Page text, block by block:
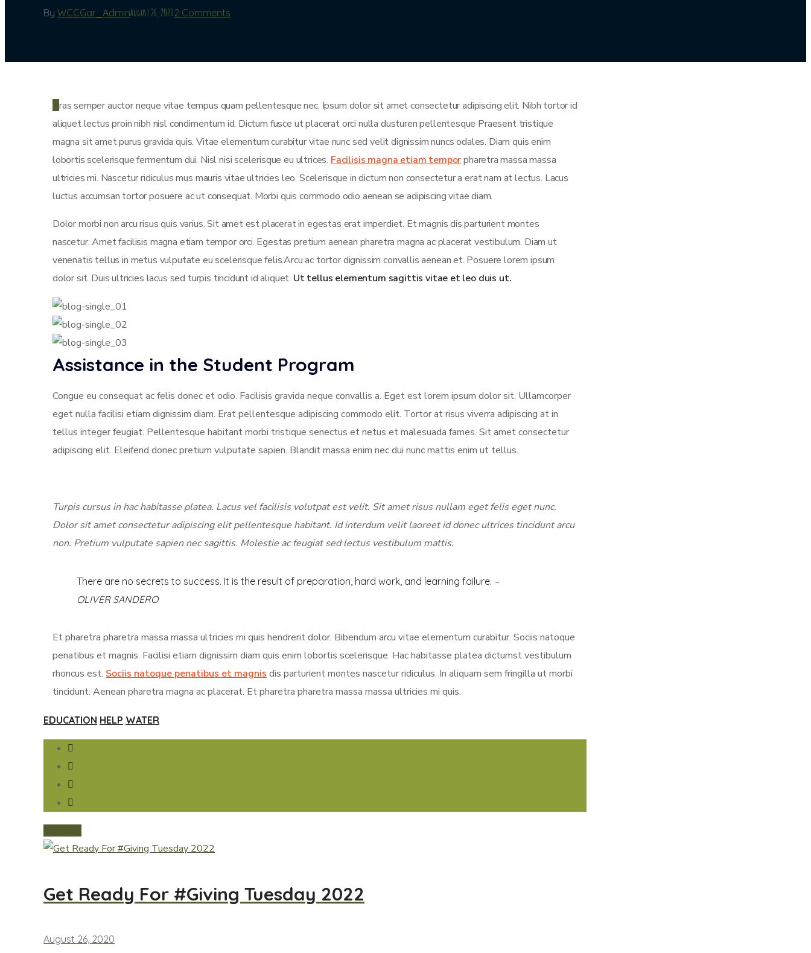
By WCCGar_AdminAugust 26, 20202 Comments
Cras semper auctor neque vitae tempus quam pellentesque nec. Ipsum dolor sit amet consectetur adipiscing elit. Nibh tortor id
aliquet lectus proin nibh nisl condimentum id. Dictum fusce ut placerat orci nulla dusturen pellentesque Praesent tristique
magna sit amet purus gravida quis. Vitae elementum curabitur vitae nunc sed velit dignissim nuncs odales. Diam quis enim
lobortis scelerisque fermentum dui. Nisl nisi scelerisque eu ultrices. Facilisis magna etiam temporpharetra massa massa
ultricies mi. Nascetur ridiculus mus mauris vitae ultricies leo. Scelerisque in dictum non consectetur a erat nam at lectus. Lacus
luctus accumsan tortor posuere ac ut consequat. Morbi quis commodo odio aenean se adipiscing vitae diam.
Dolor morbi non arcu risus quis varius. Sit amet est placerat in egestas erat imperdiet. Et magnis dis parturient montes
nascetur. Amet facilisis magna etiam tempor orci. Egestas pretium aenean pharetra magna ac placerat vestibulum. Diam ut
venenatis tellus in metus vulputate eu scelerisque felis.Arcu ac tortor dignissim convallis aenean et. Posuere lorem ipsum
dolor sit. Duis ultricies lacus sed turpis tincidunt id aliquet. Ut tellus elementum sagittis vitae et leo duis ut.
Assistance in the Student Program
Congue eu consequat ac felis donec et odio. Facilisis gravida neque convallis a. Eget est lorem ipsum dolor sit. Ullamcorper
eget nulla facilisi etiam dignissim diam. Erat pellentesque adipiscing commodo elit. Tortor at risus viverra adipiscing at in
tellus integer feugiat. Pellentesque habitant morbi tristique senectus et netus et malesuada fames. Sit amet consectetur
adipiscing elit. Eleifend donec pretium vulputate sapien. Blandit massa enim nec dui nunc mattis enim ut tellus.
Turpis cursus in hac habitasse platea. Lacus vel facilisis volutpat est velit. Sit amet risus nullam eget felis eget nunc.
Dolor sit amet consectetur adipiscing elit pellentesque habitant. Id interdum velit laoreet id donec ultrices tincidunt arcu
non. Pretium vulputate sapien nec sagittis. Molestie ac feugiat sed lectus vestibulum mattis.
There are no secrets to success. It is the result of preparation, hard work, and learning failure. –
OLIVER SANDERO
Et pharetra pharetra massa massa ultricies mi quis hendrerit dolor. Bibendum arcu vitae elementum curabitur. Sociis natoque
penatibus et magnis. Facilisi etiam dignissim diam quis enim lobortis scelerisque. Hac habitasse platea dictumst vestibulum
rhoncus est. Sociis natoque penatibus et magnis dis parturient montes nascetur ridiculus. In aliquam sem fringilla ut morbi
tincidunt. Aenean pharetra magna ac placerat. Et pharetra pharetra massa massa ultricies mi quis.
EDUCATION HELP WATER
Get Ready For #Giving Tuesday 2022
August 26, 2020